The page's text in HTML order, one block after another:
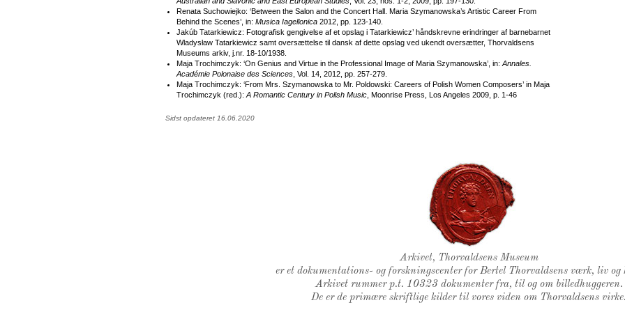
Renata Suchowiejko: ‘Between the Salon and the Concert Hall. Maria Szymanowska’s Artistic Career From
Behind the Scenes’, in: Musica Iagellonica 2012, pp. 123-140.
Jakúb Tatarkiewicz: Fotografisk gengivelse af et opslag i Tatarkiewicz’ håndskrevne erindringer af barnebarnet
Wladysław Tatarkiewicz samt oversættelse til dansk af dette opslag ved ukendt oversætter, Thorvaldsens
Museums arkiv, j.nr. 18-10/1938.
Maja Trochimczyk: ‘On Genius and Virtue in the Professional Image of Maria Szymanowska’, in: Annales.
Académie Polonaise des Sciences , Vol. 14, 2012, pp. 257-279.
Maja Trochimczyk: ‘From Mrs. Szymanowska to Mr. Poldowski: Careers of Polish Women Composers’ in Maja
Trochimczyk (red.): A Romantic Century in Polish Music , Moonrise Press, Los Angeles 2009, p. 1-46
Sidst opdateret 16.06.2020
Thorvaldsens Segl
Arkivet, Thorvaldsens Museum
er et dokumentations- og forskningscenter for Bertel Thorvaldsens værk, liv og
Arkivet rummer p.t. 10323 dokumenter fra, til og om billedhuggeren.
De er de primære skriftlige kilder til vores viden om Thorvaldsens virke.